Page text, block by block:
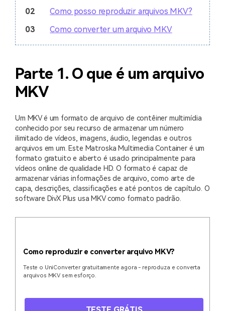
02
Como posso reproduzir arquivos MKV?
03
Como converter um arquivo MKV
Parte 1. O que é um arquivo
MKV
Um MKV é um formato de arquivo de contêiner multimídia
conhecido por seu recurso de armazenar um número
ilimitado de vídeos, imagens, áudio, legendas e outros
arquivos em um. Este Matroska Multimedia Container é um
formato gratuito e aberto é usado principalmente para
vídeos online de qualidade HD. O formato é capaz de
armazenar várias informações de arquivo, como arte de
capa, descrições, classificações e até pontos de capítulo. O
software DivX Plus usa MKV como formato padrão.
Como reproduzir e converter arquivo MKV?
Teste o UniConverter gratuitamente agora - reproduza e converta
arquivos MKV sem esforço.